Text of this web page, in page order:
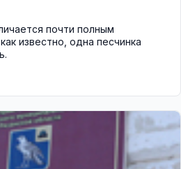
почти полным
известно, одна песчинка